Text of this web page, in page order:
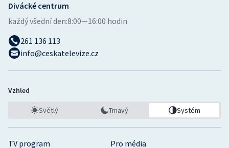
TV program Pro média
Divácké centrum
každý všední den:8:00—16:00 hodin
261 136 113
info@ceskatelevize.cz
Vzhled
Světlý Tmavý Systém